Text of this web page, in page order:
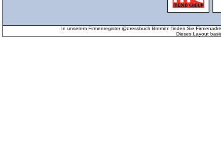
In unserem Firmenregister @dressbuch Bremen finden Sie
Dieses Layout